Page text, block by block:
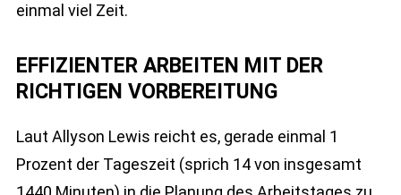
einmal viel Zeit.
EFFIZIENTER ARBEITEN MIT DER
RICHTIGEN VORBEREITUNG
Laut Allyson Lewis reicht es, gerade einmal 1
Prozent der Tageszeit (sprich 14 von insgesamt